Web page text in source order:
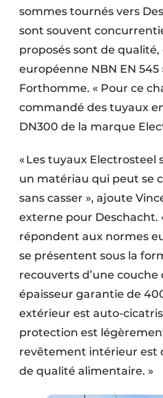
sommes tournés vers
sont souvent
proposés sont de
européenne NBN EN 545
Forthomme. « Pour ce
commandé des tuyaux
DN300 de la marque
« Les tuyaux
un matériau qui peut se
sans casser », ajoute
externe pour Deschacht.
répondent aux normes
se présentent sous la
recouverts d’une couche
épaisseur garantie de
extérieur est auto-
protection est
revêtement inté­rieur est
de qualité alimentaire. »